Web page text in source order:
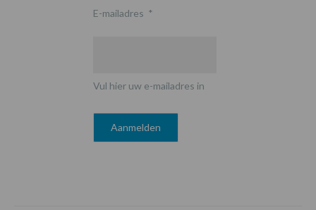
E-mailadres *
Vul hier uw e-mailadres in